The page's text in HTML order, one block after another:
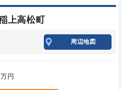
上高松町
周辺地図
万円